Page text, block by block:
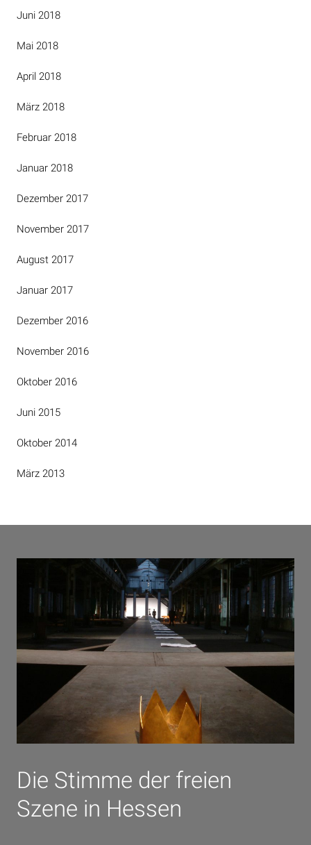
Juni 2018
Mai 2018
April 2018
März 2018
Februar 2018
Januar 2018
Dezember 2017
November 2017
August 2017
Januar 2017
Dezember 2016
November 2016
Oktober 2016
Juni 2015
Oktober 2014
März 2013
Die Stimme der freien
Szene in Hessen